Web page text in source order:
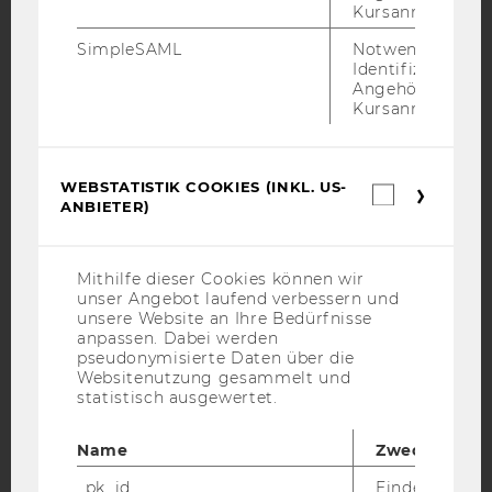
DATENSCHUTZERKLÄRUNG
DATENSCHUTZERKLÄRUNG
STUDIENBEWERBER*INNEN UND STUDIERENDE
COOKIE EINSTELLUNGEN
Barrierefreiheitserklärung
Webseite
Kursanmeldung.
SimpleSAML
Notwendig zur
Identifizierung
Angehörige/r für
Kursanmeldung.
WEBSTATISTIK COOKIES (INKL. US-
ANBIETER)
Mithilfe dieser Cookies können wir
unser Angebot laufend verbessern und
unsere Website an Ihre Bedürfnisse
anpassen. Dabei werden
pseudonymisierte Daten über die
Websitenutzung gesammelt und
statistisch ausgewertet.
Name
Zweck
_pk_id
Eindeutige